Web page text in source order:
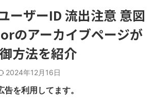
ーザーID 流出注意 意図
のアーカイブページが
方法を紹介
2024年12月16日
を利用してます。